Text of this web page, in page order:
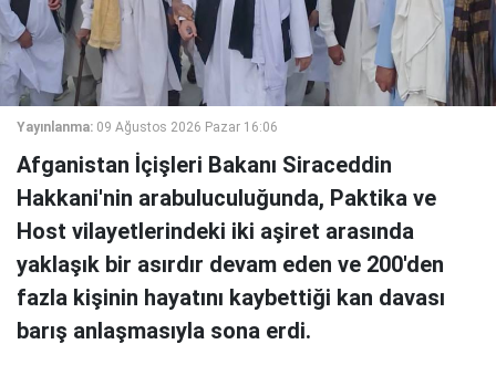
Yayınlanma: 09 Ağustos 2026 Pazar 16:06
Afganistan İçişleri Bakanı Siraceddin
Hakkani'nin arabuluculuğunda, Paktika ve
Host vilayetlerindeki iki aşiret arasında
yaklaşık bir asırdır devam eden ve 200'den
fazla kişinin hayatını kaybettiği kan davası
barış anlaşmasıyla sona erdi.